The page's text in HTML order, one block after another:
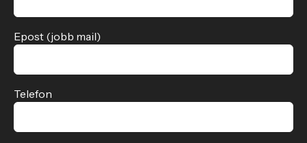
Epost (jobb mail)
Telefon